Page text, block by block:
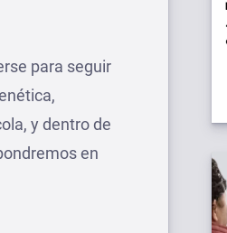
para seguir
y dentro de
en